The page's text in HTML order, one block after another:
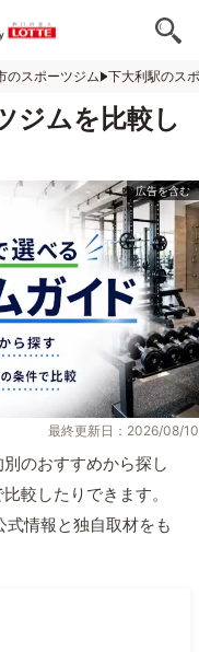
のスポーツジム 下大利駅のス
ジムを比較し
最終更新日：2026/08/10
のおすすめから探し
較したりできます。
情報と独自取材をも